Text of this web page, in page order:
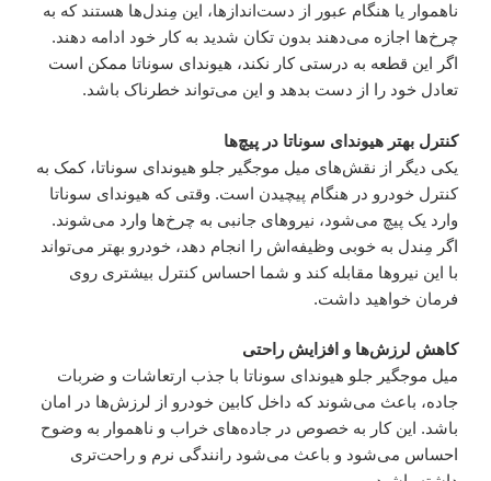
ناهموار یا هنگام عبور از دست‌اندازها، این مِندل‌ها هستند که به
چرخ‌ها اجازه می‌دهند بدون تکان شدید به کار خود ادامه دهند.
اگر این قطعه به درستی کار نکند، هیوندای سوناتا ممکن است
تعادل خود را از دست بدهد و این می‌تواند خطرناک باشد.
کنترل بهتر هیوندای سوناتا در پیچ‌ها
یکی دیگر از نقش‌های میل موجگیر جلو هیوندای سوناتا، کمک به
کنترل خودرو در هنگام پیچیدن است. وقتی که هیوندای سوناتا
وارد یک پیچ می‌شود، نیروهای جانبی به چرخ‌ها وارد می‌شوند.
اگر مِندل به خوبی وظیفه‌اش را انجام دهد، خودرو بهتر می‌تواند
با این نیروها مقابله کند و شما احساس کنترل بیشتری روی
فرمان خواهید داشت.
کاهش لرزش‌ها و افزایش راحتی
میل موجگیر جلو هیوندای سوناتا با جذب ارتعاشات و ضربات
جاده، باعث می‌شوند که داخل کابین خودرو از لرزش‌ها در امان
باشد. این کار به خصوص در جاده‌های خراب و ناهموار به وضوح
احساس می‌شود و باعث می‌شود رانندگی نرم و راحت‌تری